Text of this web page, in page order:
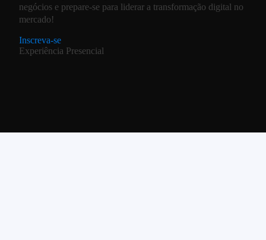
negócios e prepare-se para liderar a transformação digital no
mercado!
Inscreva-se
Experiência Presencial